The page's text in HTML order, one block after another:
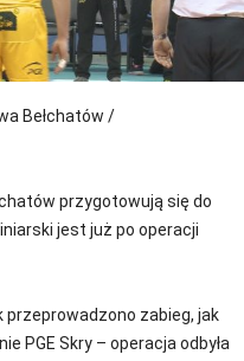
Bełchatów /
przygotowują się do
jest już po operacji
przeprowadzono zabieg, jak
PGE Skry – operacja odbyła